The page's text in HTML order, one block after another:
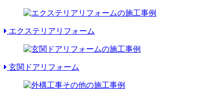
エクステリアリフォーム
玄関ドアリフォーム